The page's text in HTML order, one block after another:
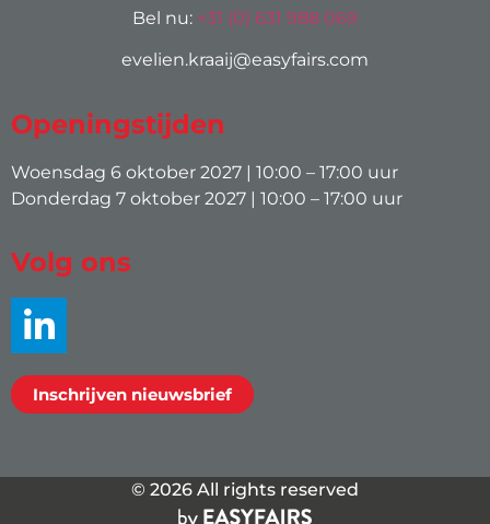
Bel nu: +31 (0) 631 988 069
evelien.kraaij@easyfairs.com
Openingstijden
Woensdag 6 oktober 2027 | 10:00 – 17:00 uur
Donderdag 7 oktober 2027 | 10:00 – 17:00 uur
Volg ons
Inschrijven nieuwsbrief
© 2026 All rights reserved